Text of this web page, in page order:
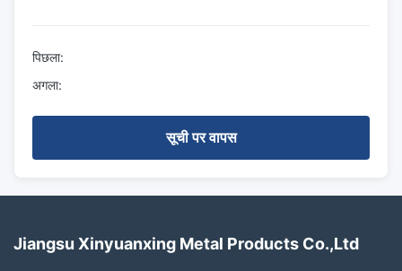
पिछला:
अगला:
सूची पर वापस
Jiangsu Xinyuanxing Metal Products Co.,Ltd